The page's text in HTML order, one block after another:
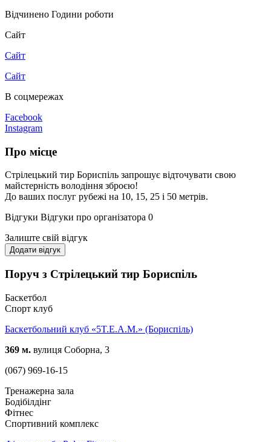
Відчинено Години роботи
Сайт
Сайт
Сайт
В соцмережах
Facebook
Instagram
Про місце
Стрілецький тир Бориспіль запрошує відточувати свою
майстерність володіння зброєю!
До ваших послуг рубежі на 10, 15, 25 і 50 метрів.
Відгуки Відгуки про організатора 0
Залиште свій відгук
Додати відгук
Поруч з Стрілецький тир Бориспіль
Баскетбол
Спорт клуб
Баскетбольний клуб «5T.E.A.M.» (Бориспіль)
369 м. вулиця Соборна, 3
(067) 969-16-15
Тренажерна зала
Бодібілдінг
Фітнес
Спортивний комплекс